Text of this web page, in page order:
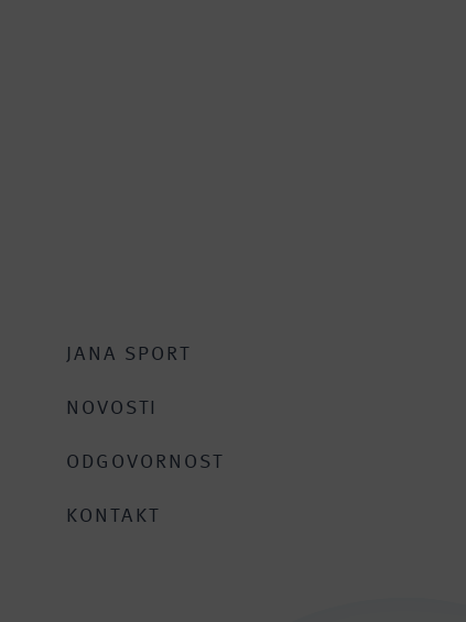
JANA SPORT
NOVOSTI
ODGOVORNOST
KONTAKT